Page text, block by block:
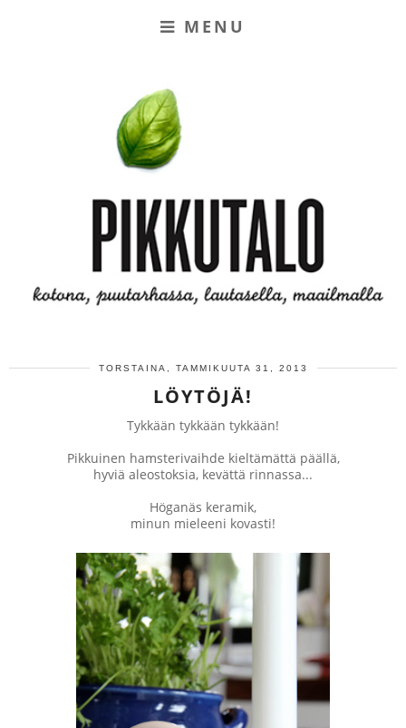
MENU
TORSTAINA, TAMMIKUUTA 31, 2013
LÖYTÖJÄ!
Tykkään tykkään tykkään!
Pikkuinen hamsterivaihde kieltämättä päällä,
hyviä aleostoksia, kevättä rinnassa...
Höganäs keramik,
minun mieleeni kovasti!